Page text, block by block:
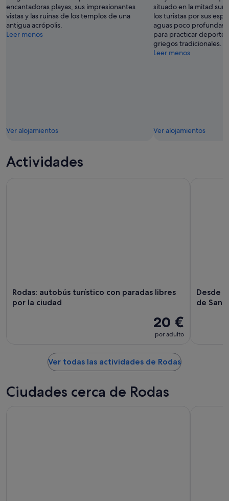
encantadoras playas, sus impresionantes
vistas y las ruinas de los templos de una
antigua acrópolis.
Leer menos
Ver alojamientos
situado en la mitad sur
los turistas por sus
aguas poco
para practicar
griegos tradicionales.
Leer menos
Ver alojamientos
Actividades
Rodas: autobús turístico con paradas libres
por la ciudad
20 €
por adulto
Desde
de San
Ver todas las actividades de Rodas
Ciudades cerca de Rodas